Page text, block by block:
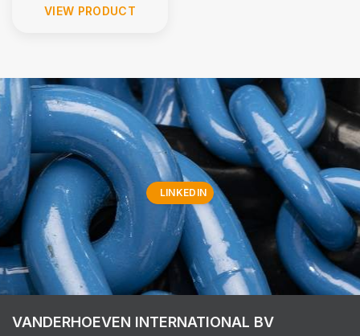
VIEW PRODUCT
LINKEDIN
VANDERHOEVEN INTERNATIONAL BV